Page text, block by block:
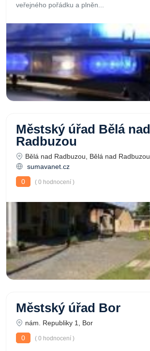
veřejného pořádku a plněn...
Městský úřad Bělá nad
Radbuzou
Bělá nad Radbuzou, Bělá nad Radbuzou
sumavanet.cz
0
( 0 hodnocení )
Městský úřad Bor
nám. Republiky 1, Bor
0
( 0 hodnocení )